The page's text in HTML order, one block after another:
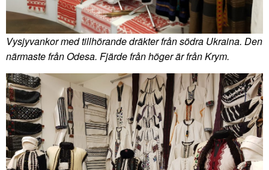
Vysjyvankor med tillhörande dräkter från södra Ukraina. Den
närmaste från Odesa. Fjärde från höger är från Krym.